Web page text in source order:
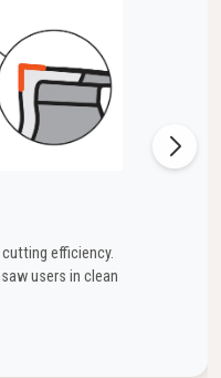
efficiency.
users in clean